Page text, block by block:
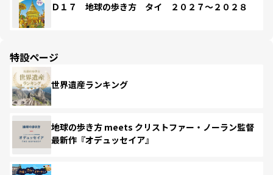
Ｄ１７ 地球の歩き方 タイ ２０２７～２０２８
特設ページ
世界遺産ランキング
地球の歩き方 meets クリストファー・ノーラン監督
最新作『オデュッセイア』